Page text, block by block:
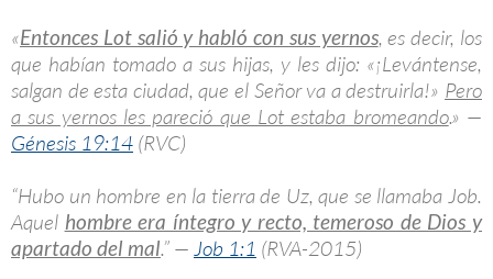
«Entonces Lot salió y habló con sus yernos, es decir, los
que habían tomado a sus hijas, y les dijo: «¡Levántense,
salgan de esta ciudad, que el Señor va a destruirla!» Pero
a sus yernos les pareció que Lot estaba bromeando.» —
Génesis 19:14 (RVC)
“Hubo un hombre en la tierra de Uz, que se llamaba Job.
Aquel hombre era íntegro y recto, temeroso de Dios y
apartado del mal.” — Job 1:1 (RVA-2015)